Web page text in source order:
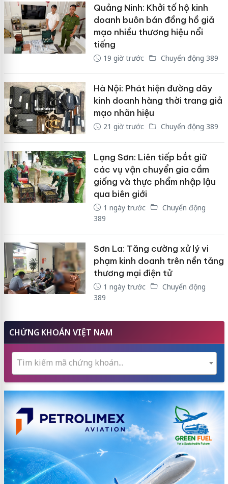
Quảng Ninh: Khởi tố hộ kinh
doanh buôn bán đồng hồ giả
mạo nhiều thương hiệu nổi
tiếng
19 giờ trước Chuyển động 389
Hà Nội: Phát hiện đường dây
kinh doanh hàng thời trang giả
mạo nhãn hiệu
21 giờ trước Chuyển động 389
Lạng Sơn: Liên tiếp bắt giữ
các vụ vận chuyển gia cầm
giống và thực phẩm nhập lậu
qua biên giới
1 ngày trước
Chuyển động
389
Sơn La: Tăng cường xử lý vi
phạm kinh doanh trên nền tảng
thương mại điện tử
1 ngày trước
Chuyển động
389
CHỨNG KHOÁN VIỆT NAM
Tìm kiếm mã chứng khoán...